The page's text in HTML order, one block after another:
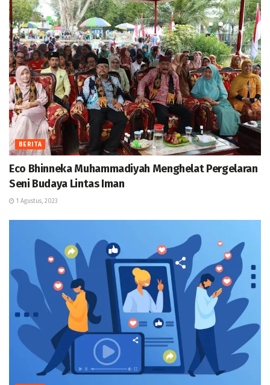
BERITA
Eco Bhinneka Muhammadiyah Menghelat Pergelaran
Seni Budaya Lintas Iman
1 Agustus, 2023